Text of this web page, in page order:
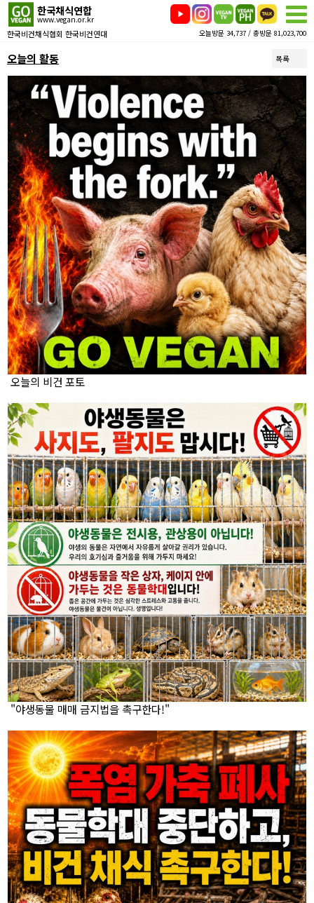
한국채식연합
www.vegan.or.kr
한국비건채식협회 한국비건연대 오늘방문 34,737 / 총방문 81,023,700
오늘의 활동 목록
오늘의 비건 포토
"야생동물 매매 금지법을 촉구한다!"